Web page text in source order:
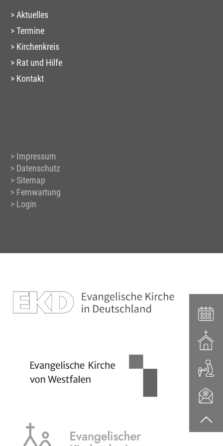
Aktuelles
Termine
Kirchenkreis
Rat und Hilfe
Kontakt
Impressum
Datenschutz
Sitemap
Fernwartung
Login